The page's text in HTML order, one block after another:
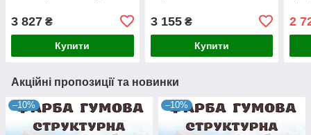
3 827 ₴
Купити
3 155₴
Купити
2
Акційні пропозиції та новинки
–10% –10%